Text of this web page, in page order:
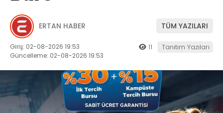
ERTAN HABER TÜM YAZILARI
Giriş: 02-08-2026 19:53
Güncelleme: 02-08-2026 19:53
11 Tanıtım Yazıları